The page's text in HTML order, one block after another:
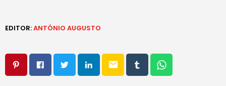
EDITOR:ANTÓNIO AUGUSTO
email